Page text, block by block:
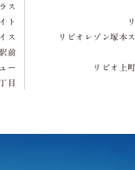
ス
ト
ス
前
ー
目
リビオレゾン塚本
リビオ上